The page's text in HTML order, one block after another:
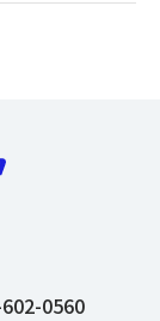
0560